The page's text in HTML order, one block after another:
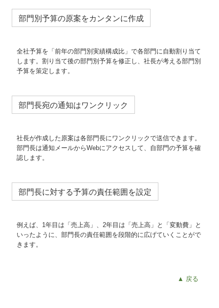
FXクラウドシリーズ
中小企業庁「M&A支援機関登録制度」登録のご案内
所得税の改正
部門別予算の原案をカンタンに作成
全社予算を「前年の部門別実績構成比」で各部門に自動割り当て
します。割り当て後の部門別予算を修正し、社長が考える部門別
予算を策定します。
部門長宛の通知はワンクリック
社長が作成した原案は各部門長にワンクリックで送信できます。
部門長は通知メールからWebにアクセスして、自部門の予算を確
認します。
部門長に対する予算の責任範囲を設定
例えば、1年目は「売上高」、2年目は「売上高」と「変動費」と
いったように、部門長の責任範囲を段階的に広げていくことがで
きます。
▲ 戻る